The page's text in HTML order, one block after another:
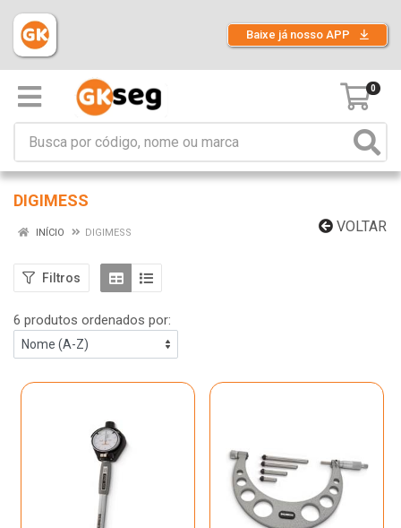
Baixe já nosso APP
0
DIGIMESS
VOLTAR
INÍCIO DIGIMESS
Filtros
6 produtos ordenados por: